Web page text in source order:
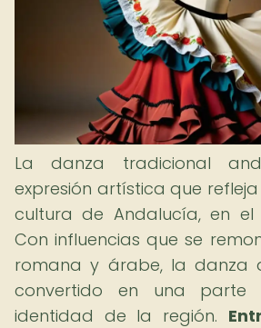
La danza tradicional
expresión artística que
cultura de Andalucía, en el
Con influencias que se
romana y árabe, la danza
convertido en una
identidad de la región.